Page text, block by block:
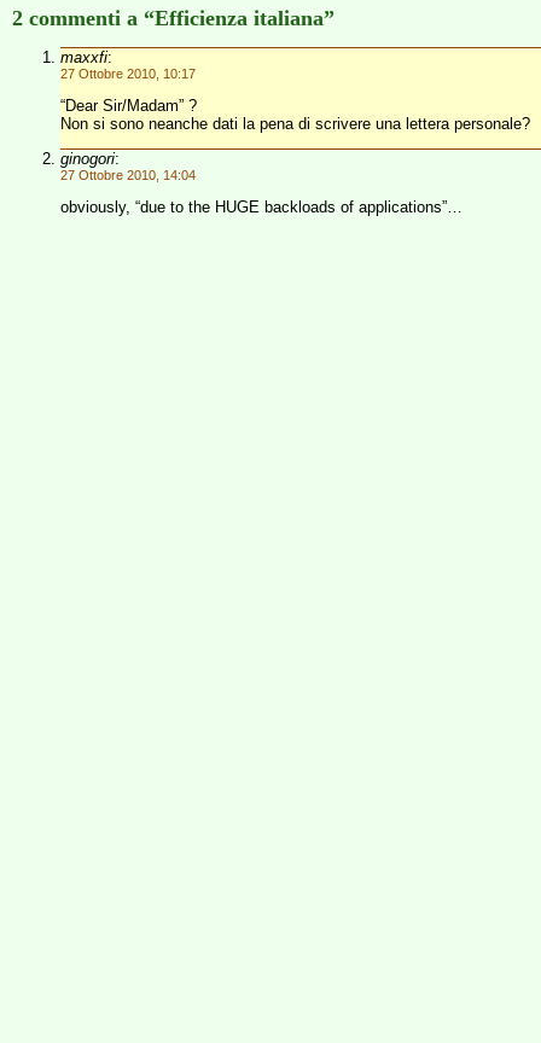
2 commenti a “Efficienza italiana”
maxxfi:
27 Ottobre 2010, 10:17
“Dear Sir/Madam” ?
Non si sono neanche dati la pena di scrivere una lettera personale?
ginogori:
27 Ottobre 2010, 14:04
obviously, “due to the HUGE backloads of applications”…